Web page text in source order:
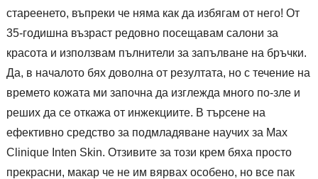
стареенето, въпреки че няма как да избягам от него! От
35-годишна възраст редовно посещавам салони за
красота и използвам пълнители за запълване на бръчки.
Да, в началото бях доволна от резултата, но с течение на
времето кожата ми започна да изглежда много по-зле и
реших да се откажа от инжекциите. В търсене на
ефективно средство за подмладяване научих за Max
Clinique Inten Skin. Отзивите за този крем бяха просто
прекрасни, макар че не им вярвах особено, но все пак